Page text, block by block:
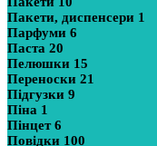
Пакети, диспенсери 1
Парфуми 6
Паста 20
Пелюшки 15
Переноски 21
Підгузки 9
Піна 1
Пінцет6
Повідки 100